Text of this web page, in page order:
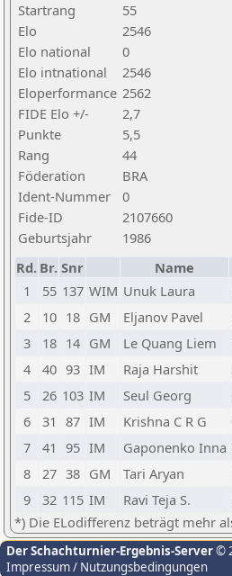
Startrang
55
Elo
2546
Elo national
0
Elo intnational
2546
Eloperformance 2562
FIDE Elo +/-
2,7
Punkte
5,5
Rang
44
Föderation
BRA
Ident-Nummer
0
Fide-ID
2107660
Geburtsjahr
1986
Rd. Br. Snr Name
1
55 137 WIM Unuk Laura
2
10 18 GM Eljanov Pavel
3
18 14 GM Le Quang Liem
4
40 93 IM Raja Harshit
5
26 103 IM Seul Georg
6
31 87 IM Krishna C R G
7
41 95 IM Gaponenko Inna
8
27 38 GM Tari Aryan
9
32 115 IM Ravi Teja S.
*) Die ELodifferenz beträgt mehr
Der Schachturnier-Ergebnis-Server©
Impressum / Nutzungsbedingungen